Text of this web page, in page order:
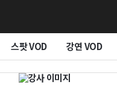
스팟 VOD 강연 VOD